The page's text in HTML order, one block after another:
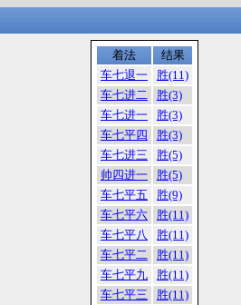
着法
结果
车七退一
胜(11)
车七进二
胜(3)
车七进一
胜(3)
车七平四
胜(3)
车七进三
胜(5)
帅四进一
胜(5)
车七平五
胜(9)
车七平六
胜(11)
车七平八
胜(11)
车七平二
胜(11)
车七平九
胜(11)
车七平三
胜(11)